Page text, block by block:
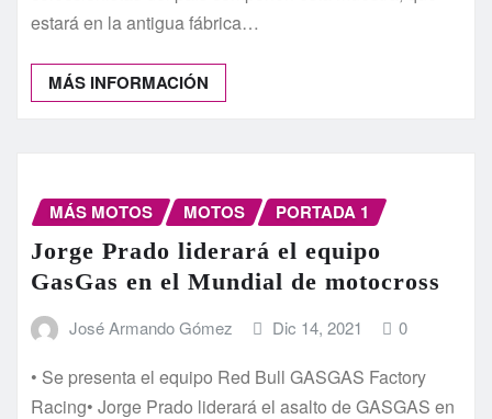
estará en la antigua fábrica…
MÁS INFORMACIÓN
MÁS MOTOS MOTOS PORTADA 1
Jorge Prado liderará el equipo
GasGas en el Mundial de motocross
José Armando Gómez Dic 14, 2021 0
• Se presenta el equipo Red Bull GASGAS Factory
Racing• Jorge Prado liderará el asalto de GASGAS en